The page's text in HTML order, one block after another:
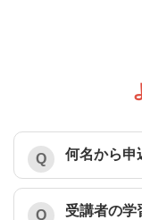
何名から申
受講者の学